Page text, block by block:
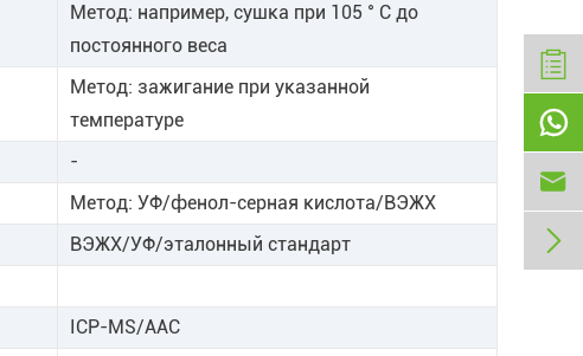
Метод: например, сушка при 105 ° C до
постоянного веса
Метод: зажигание при указанной
температуре
-
Метод: УФ/фенол-серная кислота/ВЭЖХ
ВЭЖХ/УФ/эталонный стандарт
ICP-MS/ААС


